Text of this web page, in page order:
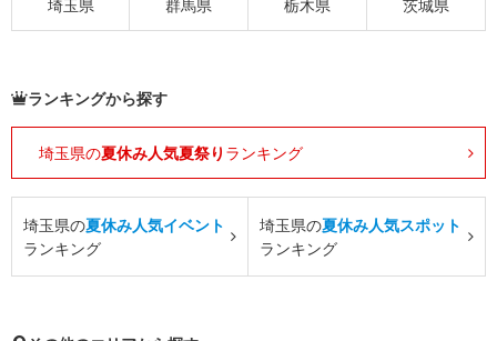
埼玉県 群馬県 栃木県 茨城県
ランキングから探す
埼玉県の夏休み人気夏祭り ランキング
埼玉県の夏休み人気イベント
ランキング
埼玉県の夏休み人気スポット
ランキング